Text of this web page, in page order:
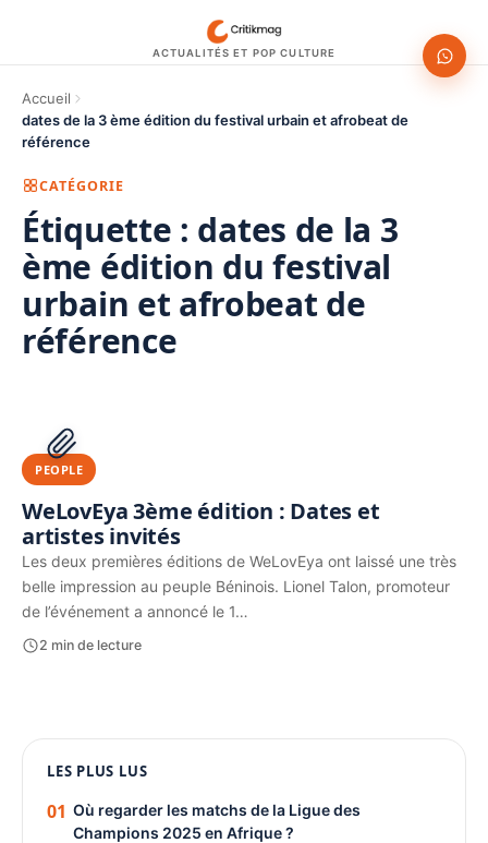
ACTUALITÉS ET POP CULTURE
Accueil
dates de la 3 ème édition du festival urbain et afrobeat de
référence
CATÉGORIE
Étiquette : dates de la 3
ème édition du festival
urbain et afrobeat de
référence
PUBLICITÉ
PEOPLE
WeLovEya 3ème édition : Dates et
artistes invités
Les deux premières éditions de WeLovEya ont laissé une très
belle impression au peuple Béninois. Lionel Talon, promoteur
de l’événement a annoncé le 1…
2 min de lecture
PUBLICITÉ
LES PLUS LUS
01 Où regarder les matchs de la Ligue des
Champions 2025 en Afrique ?